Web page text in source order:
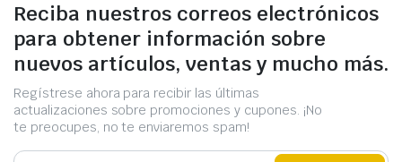
Reciba nuestros correos electrónicos
para obtener información sobre
nuevos artículos, ventas y mucho más.
Regístrese ahora para recibir las últimas
actualizaciones sobre promociones y cupones. ¡No
te preocupes, no te enviaremos spam!